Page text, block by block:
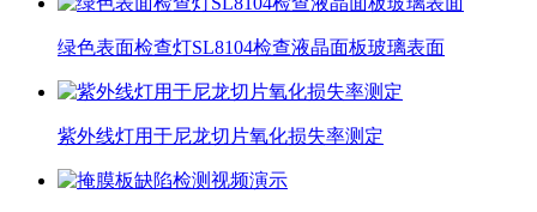
绿色表面检查灯SL8104检查液晶面板玻璃表面
紫外线灯用于尼龙切片氧化损失率测定